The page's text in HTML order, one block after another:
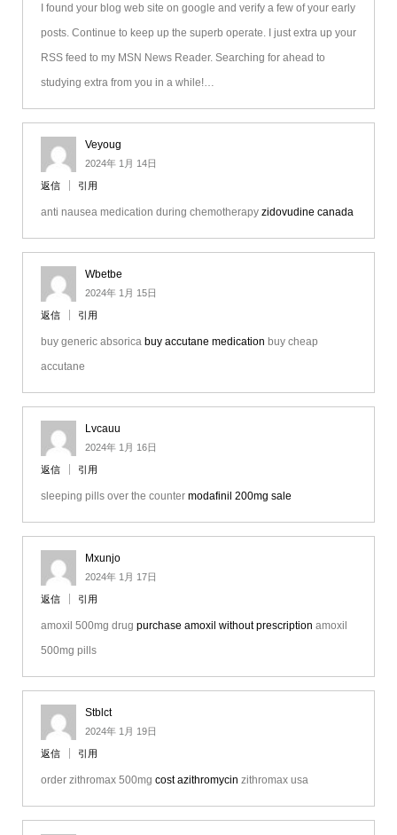
I found your blog web site on google and verify a few of your early
posts. Continue to keep up the superb operate. I just extra up your
RSS feed to my MSN News Reader. Searching for ahead to
studying extra from you in a while!…
Veyoug
2024年 1月 14日
返信 引用
anti nausea medication during chemotherapy zidovudine canada
Wbetbe
2024年 1月 15日
返信 引用
buy generic absorica buy accutane medication buy cheap
accutane
Lvcauu
2024年 1月 16日
返信 引用
sleeping pills over the counter modafinil 200mg sale
Mxunjo
2024年 1月 17日
返信 引用
amoxil 500mg drug purchase amoxil without prescription amoxil
500mg pills
Stblct
2024年 1月 19日
返信 引用
order zithromax 500mg cost azithromycin zithromax usa